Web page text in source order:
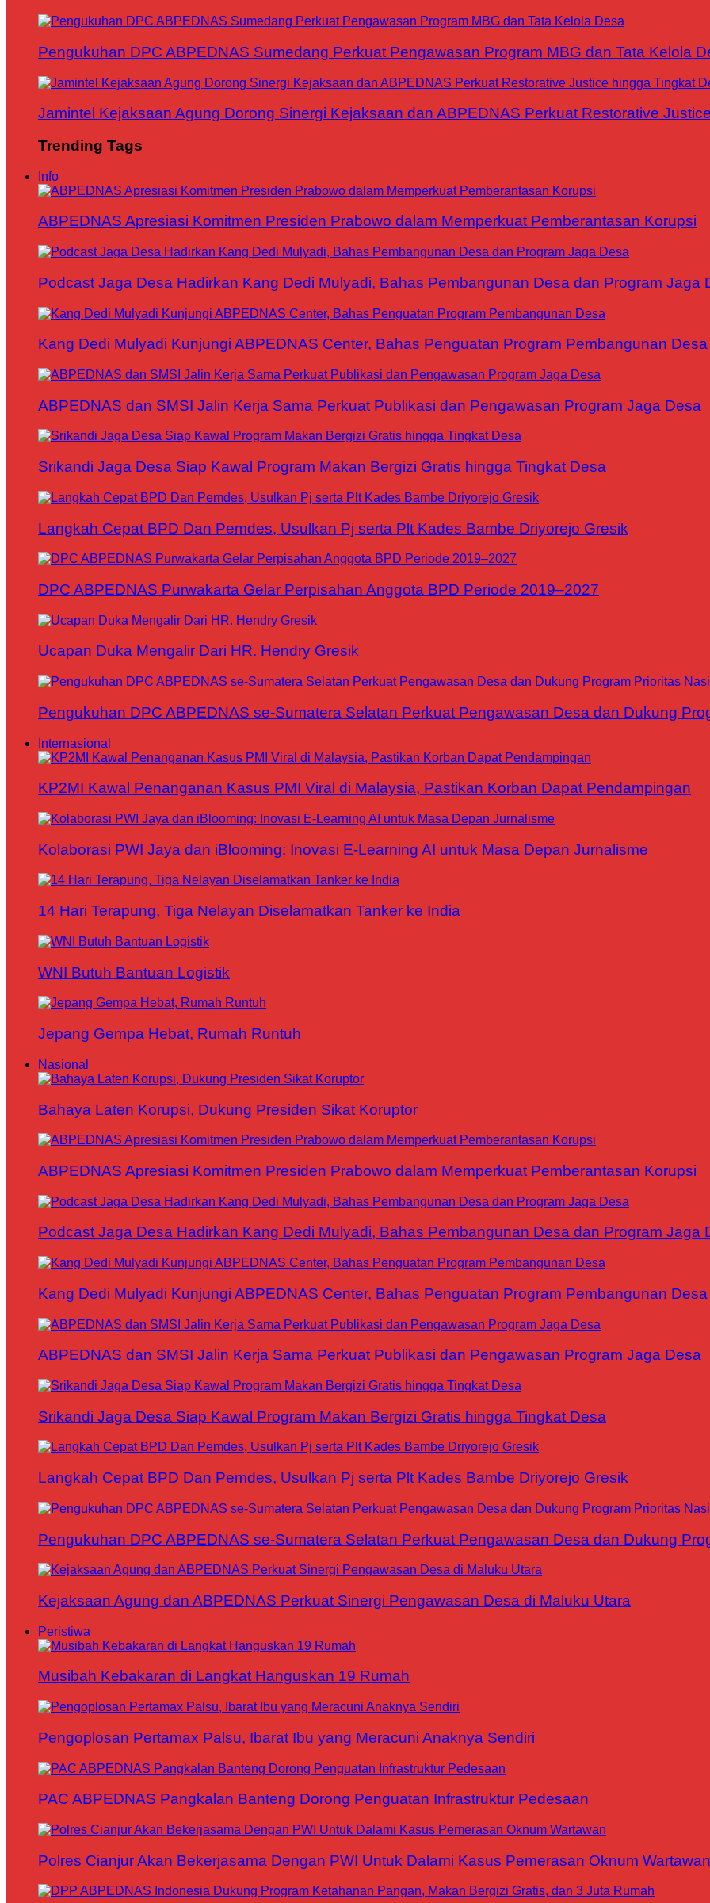
Pengukuhan DPC ABPEDNAS Sumedang Perkuat Pengawasan Program MBG dan Tata Kelola
Jamintel Kejaksaan Agung Dorong Sinergi Kejaksaan dan ABPEDNAS Perkuat Restorative
Trending Tags
Info
ABPEDNAS Apresiasi Komitmen Presiden Prabowo dalam Memperkuat Pemberantasan Korupsi
Podcast Jaga Desa Hadirkan Kang Dedi Mulyadi, Bahas Pembangunan Desa dan Program Jaga
Kang Dedi Mulyadi Kunjungi ABPEDNAS Center, Bahas Penguatan Program Pembangunan Desa
ABPEDNAS dan SMSI Jalin Kerja Sama Perkuat Publikasi dan Pengawasan Program Jaga Desa
Srikandi Jaga Desa Siap Kawal Program Makan Bergizi Gratis hingga Tingkat Desa
Langkah Cepat BPD Dan Pemdes, Usulkan Pj serta Plt Kades Bambe Driyorejo Gresik
DPC ABPEDNAS Purwakarta Gelar Perpisahan Anggota BPD Periode 2019–2027
Ucapan Duka Mengalir Dari HR. Hendry Gresik
Pengukuhan DPC ABPEDNAS se-Sumatera Selatan Perkuat Pengawasan Desa dan Dukung
Internasional
KP2MI Kawal Penanganan Kasus PMI Viral di Malaysia, Pastikan Korban Dapat Pendampingan
Kolaborasi PWI Jaya dan iBlooming: Inovasi E-Learning AI untuk Masa Depan Jurnalisme
14 Hari Terapung, Tiga Nelayan Diselamatkan Tanker ke India
WNI Butuh Bantuan Logistik
Jepang Gempa Hebat, Rumah Runtuh
Nasional
Bahaya Laten Korupsi, Dukung Presiden Sikat Koruptor
ABPEDNAS Apresiasi Komitmen Presiden Prabowo dalam Memperkuat Pemberantasan Korupsi
Podcast Jaga Desa Hadirkan Kang Dedi Mulyadi, Bahas Pembangunan Desa dan Program Jaga
Kang Dedi Mulyadi Kunjungi ABPEDNAS Center, Bahas Penguatan Program Pembangunan Desa
ABPEDNAS dan SMSI Jalin Kerja Sama Perkuat Publikasi dan Pengawasan Program Jaga Desa
Srikandi Jaga Desa Siap Kawal Program Makan Bergizi Gratis hingga Tingkat Desa
Langkah Cepat BPD Dan Pemdes, Usulkan Pj serta Plt Kades Bambe Driyorejo Gresik
Pengukuhan DPC ABPEDNAS se-Sumatera Selatan Perkuat Pengawasan Desa dan Dukung
Kejaksaan Agung dan ABPEDNAS Perkuat Sinergi Pengawasan Desa di Maluku Utara
Peristiwa
Musibah Kebakaran di Langkat Hanguskan 19 Rumah
Pengoplosan Pertamax Palsu, Ibarat Ibu yang Meracuni Anaknya Sendiri
PAC ABPEDNAS Pangkalan Banteng Dorong Penguatan Infrastruktur Pedesaan
Polres Cianjur Akan Bekerjasama Dengan PWI Untuk Dalami Kasus Pemerasan Oknum Wartawan